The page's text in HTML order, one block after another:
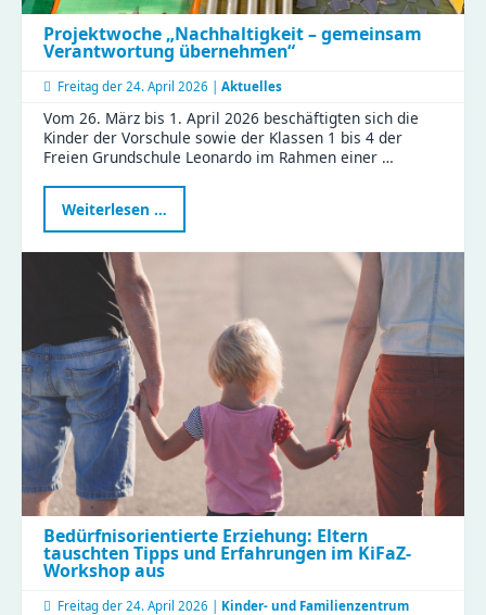
Projektwoche „Nachhaltigkeit – gemeinsam
Verantwortung übernehmen“
Freitag der 24. April 2026 | Aktuelles
Vom 26. März bis 1. April 2026 beschäftigten sich die
Kinder der Vorschule sowie der Klassen 1 bis 4 der
Freien Grundschule Leonardo im Rahmen einer …
Weiterlesen …
„Nachhaltigkeit
–
Bedürfnisorientierte Erziehung: Eltern
tauschten Tipps und Erfahrungen im KiFaZ-
Workshop aus
Freitag der 24. April 2026 | Kinder- und Familienzentrum